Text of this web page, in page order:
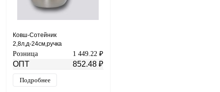
Ковш-Сотейник
2,8л,д-24см,ручка
прутковая(силикон)17см МАЯР
НЕРЖ УК-2460
Розница 1 449.22 ₽
ОПТ 852.48 ₽
Подробнее